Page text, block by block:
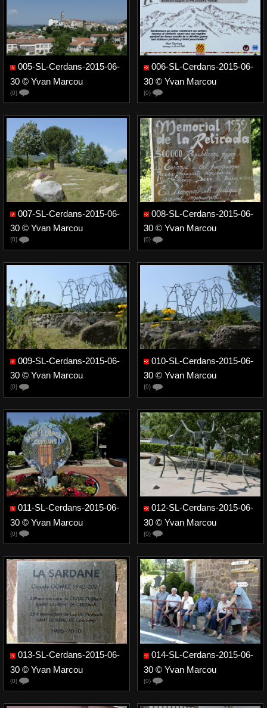
005-SL-Cerdans-2015-06-
30 © Yvan Marcou
{0}
006-SL-Cerdans-2015-06-
30 © Yvan Marcou
{0}
007-SL-Cerdans-2015-06-
30 © Yvan Marcou
{0}
008-SL-Cerdans-2015-06-
30 © Yvan Marcou
{0}
009-SL-Cerdans-2015-06-
30 © Yvan Marcou
{0}
010-SL-Cerdans-2015-06-
30 © Yvan Marcou
{0}
011-SL-Cerdans-2015-06-
30 © Yvan Marcou
{0}
012-SL-Cerdans-2015-06-
30 © Yvan Marcou
{0}
013-SL-Cerdans-2015-06-
30 © Yvan Marcou
{0}
014-SL-Cerdans-2015-06-
30 © Yvan Marcou
{0}